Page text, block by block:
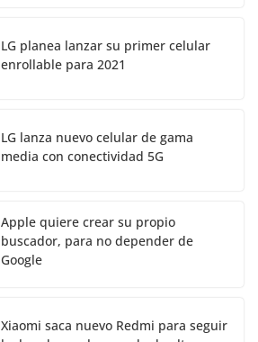
LG planea lanzar su primer celular
enrollable para 2021
LG lanza nuevo celular de gama
media con conectividad 5G
Apple quiere crear su propio
buscador, para no depender de
Google
Xiaomi saca nuevo Redmi para seguir